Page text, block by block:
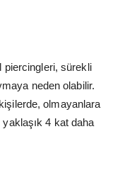
piercingleri, sürekli
neden olabilir.
olmayanlara
4 kat daha